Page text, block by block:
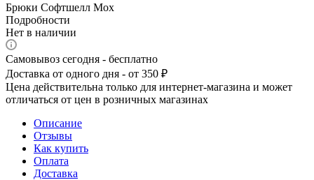
Брюки Софтшелл Мох
Подробности
Нет в наличии
Самовывоз сегодня - бесплатно
Доставка от одного дня - от 350 ₽
Цена действительна только для интернет-магазина и может
отличаться от цен в розничных магазинах
Описание
Отзывы
Как купить
Оплата
Доставка